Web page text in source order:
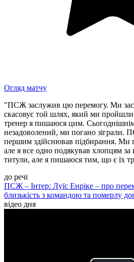
Огляд матчу
"ПСЖ заслужив цю перемогу. Ми
скасовує той шлях, який ми
тренер я пишаюся цим.
незадоволений, ми погано зіграли.
першим здійснював підбирання. Ми
але я все одно подякував хлопцям
титули, але я пишаюся тим, що є їх
до речі
ПСЖ – Інтер: Луїс Енріке – про
близькість з командою та померлу
відео дня